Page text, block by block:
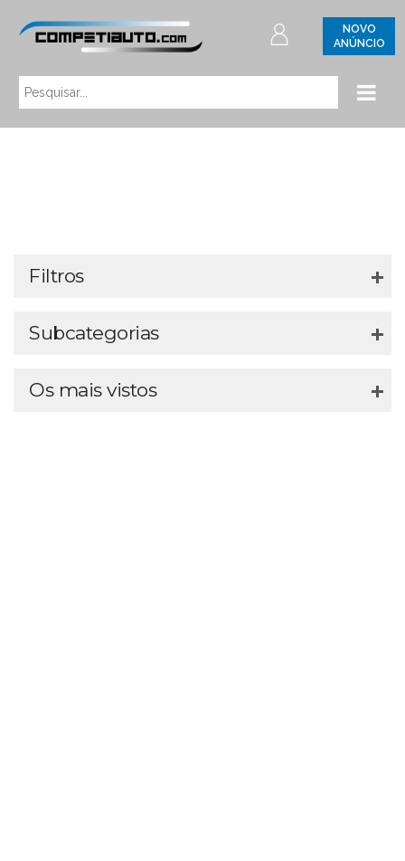
NOVO
ANÚNCIO
Filtros
Subcategorias
Os mais vistos